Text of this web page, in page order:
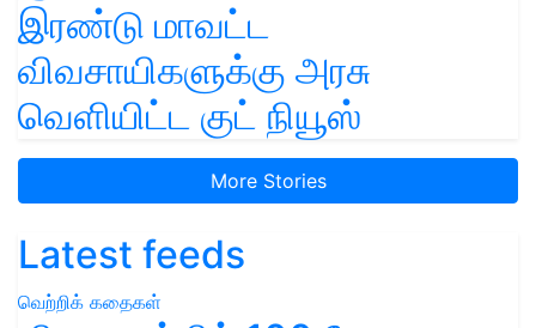
இரண்டு மாவட்ட
விவசாயிகளுக்கு அரசு
வெளியிட்ட குட் நியூஸ்
More Stories
Latest feeds
வெற்றிக் கதைகள்